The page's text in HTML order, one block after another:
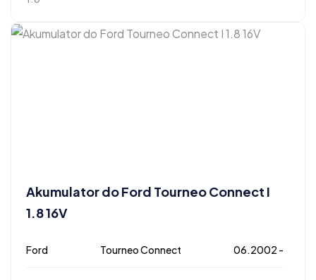
Akumulator do Ford Tourneo Connect I
1.8 16V
Ford Tourneo Connect 06.2002 -